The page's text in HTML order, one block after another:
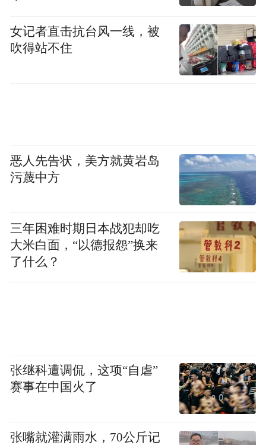
“特别声明：以上作品内容(包括在内的视频、图片或音
频)为凤凰网旗下自媒体平台“大风号”用户上传并发
布，本平台仅提供信息存储空间服务。
Notice: The content above (including the videos,
pictures and audios if any) is uploaded and posted
by the user of Dafeng Hao, which is a social media
女记者直击抗台风一线，被
吹得站不住
恶人先告状，美方就黄岩岛
污蔑中方
三年困难时期日本战犯却吃
大米白面，“以德报怨”换来
了什么？
张继科遭调侃，这项“自虐”
赛事在中国火了
张嘴就灌满雨水，70公斤记